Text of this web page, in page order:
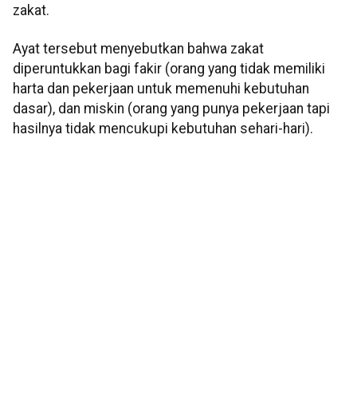
zakat.
Ayat tersebut menyebutkan bahwa zakat
diperuntukkan bagi fakir (orang yang tidak memiliki
harta dan pekerjaan untuk memenuhi kebutuhan
dasar), dan miskin (orang yang punya pekerjaan tapi
hasilnya tidak mencukupi kebutuhan sehari-hari).